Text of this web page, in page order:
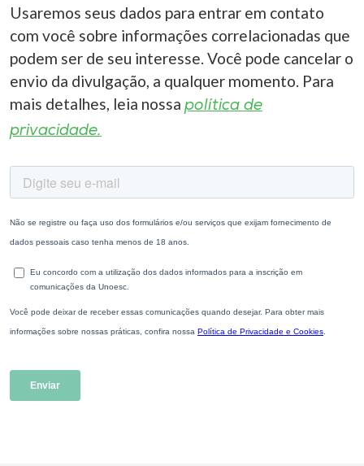
Usaremos seus dados para entrar em contato
com você sobre informações correlacionadas que
podem ser de seu interesse. Você pode cancelar o
envio da divulgação, a qualquer momento. Para
mais detalhes, leia nossa política de
privacidade.